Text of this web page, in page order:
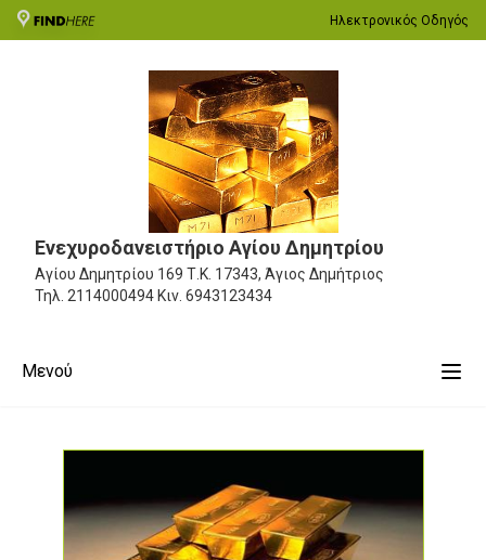
Ηλεκτρονικός Οδηγός
Ενεχυροδανειστήριο Αγίου Δημητρίου
Αγίου Δημητρίου 169 Τ.Κ. 17343, Άγιος Δημήτριος
Τηλ. 2114000494 Κιν. 6943123434
Μενού